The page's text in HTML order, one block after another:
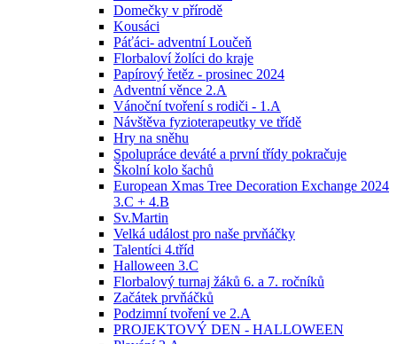
Domečky v přírodě
Kousáci
Páťáci- adventní Loučeň
Florbaloví žolíci do kraje
Papírový řetěz - prosinec 2024
Adventní věnce 2.A
Vánoční tvoření s rodiči - 1.A
Návštěva fyzioterapeutky ve třídě
Hry na sněhu
Spolupráce deváté a první třídy pokračuje
Školní kolo šachů
European Xmas Tree Decoration Exchange 2024
3.C + 4.B
Sv.Martin
Velká událost pro naše prvňáčky
Talentíci 4.tříd
Halloween 3.C
Florbalový turnaj žáků 6. a 7. ročníků
Začátek prvňáčků
Podzimní tvoření ve 2.A
PROJEKTOVÝ DEN - HALLOWEEN